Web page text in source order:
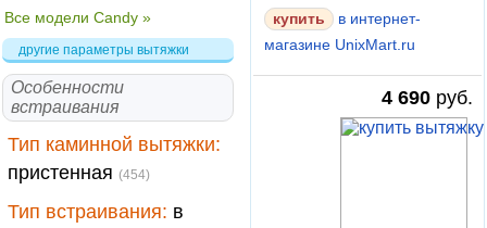
Все модели Candy »
другие параметры вытяжки
Особенности
встраивания
Тип каминной вытяжки:
пристенная (454)
Тип встраивания: в
купить
в интернет-
магазине UnixMart.ru
4 690 руб.